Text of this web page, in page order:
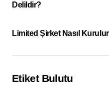
Delildir?
Limited Şirket Nasıl
Etiket Bulutu